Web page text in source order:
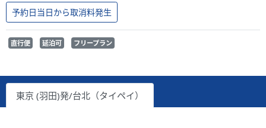
予約日当日から取消料発生
直行便 延泊可 フリープラン
東京 (羽田)発/台北（タイペイ）